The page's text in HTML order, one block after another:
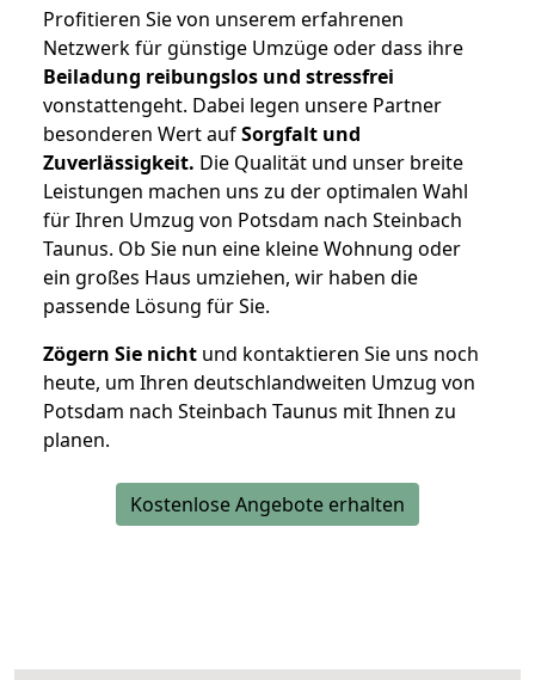
Profitieren Sie von unserem erfahrenen
Netzwerk für günstige Umzüge oder dass ihre
Beiladung reibungslos und stressfrei
vonstattengeht. Dabei legen unsere Partner
besonderen Wert aufSorgfalt und
Zuverlässigkeit. Die Qualität und unser breite
Leistungen machen uns zu der optimalen Wahl
für Ihren Umzug von Potsdam nach Steinbach
Taunus. Ob Sie nun eine kleine Wohnung oder
ein großes Haus umziehen, wir haben die
passende Lösung für Sie.
Zögern Sie nicht und kontaktieren Sie uns noch
heute, um Ihren deutschlandweiten Umzug von
Potsdam nach Steinbach Taunus mit Ihnen zu
planen.
Kostenlose Angebote erhalten